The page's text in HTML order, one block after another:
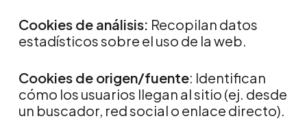
Cookies de análisis: Recopilan datos
estadísticos sobre el uso de la web.
Cookies de origen/fuente: Identifican
cómo los usuarios llegan al sitio (ej. desde
un buscador, red social o enlace directo).